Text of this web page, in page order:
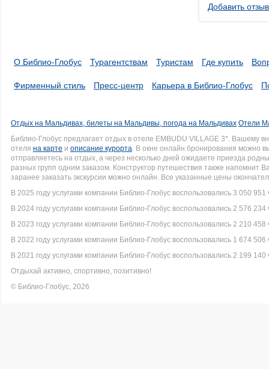
Добавить отзыв
О Библио-Глобус Турагентствам Туристам Где купить
Фирменный стиль Пресс-центр Карьера в Библио-Глобус
Отдых на Мальдивах, билеты на Мальдивы, погода на Мальдивах Отели
Библио-Глобус предлагает отдых в отеле EMBUDU VILLAGE 3*.
отеля на карте и описание курорта. В окне онлайн бронирования можно
отправляетесь на отдых, а через несколько дней ожидаете приезда
разных групп одним заказом. Конструктор путешествия также
заранее заказать экскурсии можно онлайн. Все указанные цены
В 2025 году услугами компании Библио-Глобус воспользовались 3 050 951
В 2024 году услугами компании Библио-Глобус воспользовались 2 576 234
В 2023 году услугами компании Библио-Глобус воспользовались 2 210 458
В 2022 году услугами компании Библио-Глобус воспользовались 1 674 506
В 2021 году услугами компании Библио-Глобус воспользовались 2 199 140
Отдыхай активно, спортивно, позитивно!
© Библио-Глобус, 2026